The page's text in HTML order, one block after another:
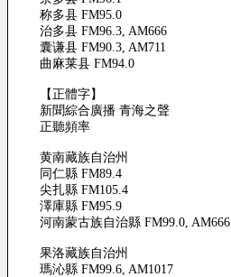
称多县 FM95.0
治多县 FM96.3, AM666
囊谦县 FM90.3, AM711
曲麻莱县 FM94.0
【正體字】
新聞綜合廣播 青海之聲
正聽頻率
黄南藏族自治州
同仁縣 FM89.4
尖扎縣 FM105.4
澤庫縣 FM95.9
河南蒙古族自治縣 FM99.0, AM666
果洛藏族自治州
瑪沁縣 FM99.6, AM1017